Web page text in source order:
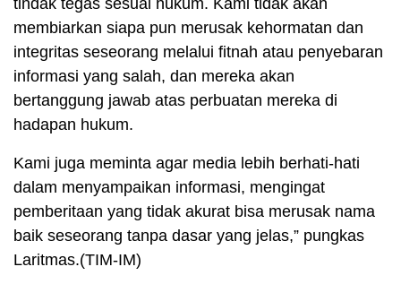
tindak tegas sesuai hukum. Kami tidak akan
membiarkan siapa pun merusak kehormatan dan
integritas seseorang melalui fitnah atau penyebaran
informasi yang salah, dan mereka akan
bertanggung jawab atas perbuatan mereka di
hadapan hukum.
Kami juga meminta agar media lebih berhati-hati
dalam menyampaikan informasi, mengingat
pemberitaan yang tidak akurat bisa merusak nama
baik seseorang tanpa dasar yang jelas,” pungkas
Laritmas.(TIM-IM)